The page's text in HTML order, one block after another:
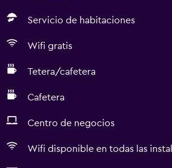
Servicio de habitaciones
Wifi gratis
Tetera/cafetera
Cafetera
Centro de negocios
Wifi disponible en todas las